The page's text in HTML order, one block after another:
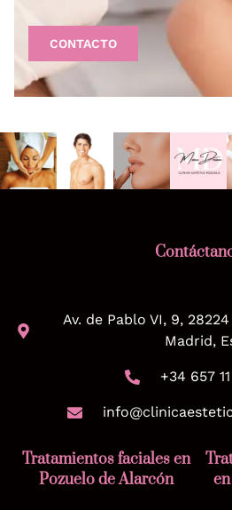
CONTACTO
Av. de Pablo VI, 9,
Madrid,
+34 657
Tratamientos faciales en
Pozuelo de Alarcón